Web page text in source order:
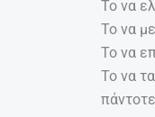
Το να
Το να
Το να
Το να